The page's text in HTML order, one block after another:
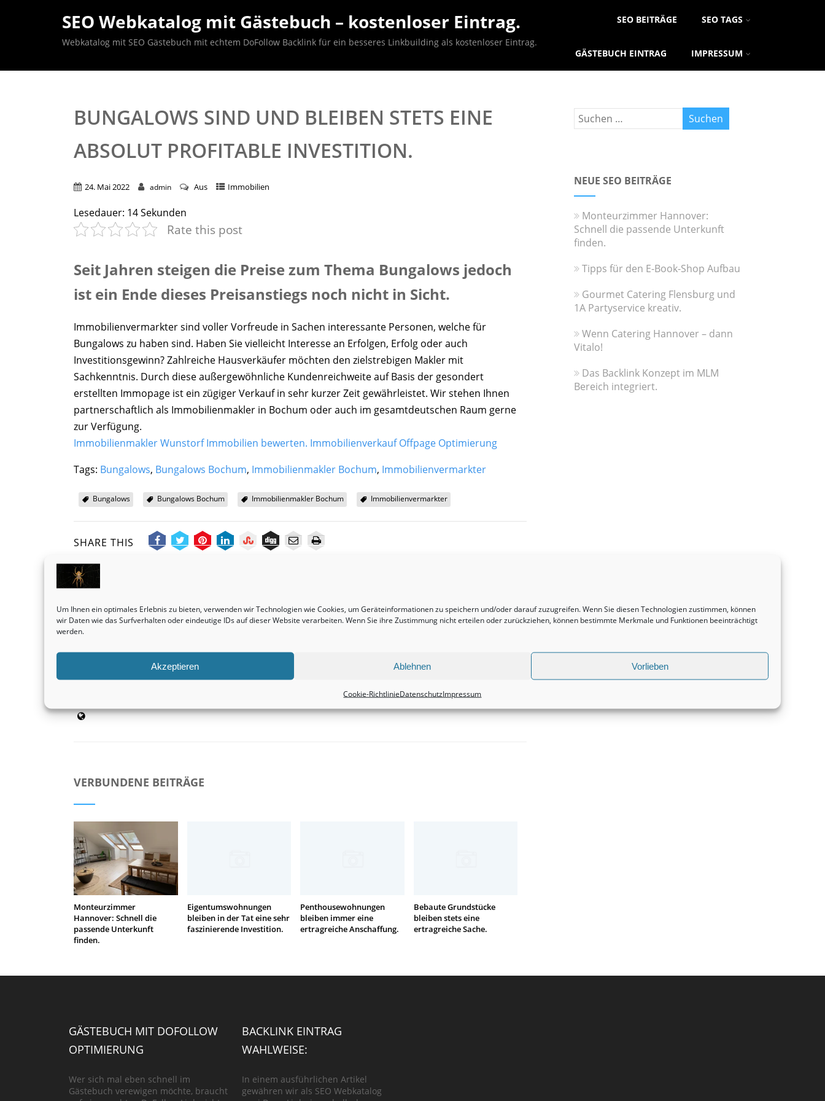
Um Ihnen ein optimales Erlebnis zu bieten, verwenden wir Technologien wie Cookies, um Geräteinformationen zu speichern und/oder darauf zuzugreifen. Wenn Sie diesen Technologien zustimmen, können
wir Daten wie das Surfverhalten oder eindeutige IDs auf dieser Website verarbeiten. Wenn Sie ihre Zustimmung nicht erteilen oder zurückziehen, können bestimmte Merkmale und Funktionen beeinträchtigt
werden.
Akzeptieren Ablehnen Vorlieben
Cookie-RichtlinieDatenschutzImpressum
SEO Webkatalog mit Gästebuch – kostenloser Eintrag.
Webkatalog mit SEO Gästebuch mit echtem DoFollow Backlink für ein besseres Linkbuilding als kostenloser Eintrag.
SEO BEITRÄGE SEO TAGS
GÄSTEBUCH EINTRAG IMPRESSUM
BUNGALOWS SIND UND BLEIBEN STETS EINE
ABSOLUT PROFITABLE INVESTITION.
24. Mai 2022 admin Aus Immobilien
Lesedauer: 14Sekunden
Rate this post
Seit Jahren steigen die Preise zum Thema Bungalows jedoch
ist ein Ende dieses Preisanstiegs noch nicht in Sicht.
Immobilienvermarkter sind voller Vorfreude in Sachen interessante Personen, welche für
Bungalows zu haben sind. Haben Sie vielleicht Interesse an Erfolgen, Erfolg oder auch
Investitionsgewinn? Zahlreiche Hausverkäufer möchten den zielstrebigen Makler mit
Sachkenntnis. Durch diese außergewöhnliche Kundenreichweite auf Basis der gesondert
erstellten Immopage ist ein zügiger Verkauf in sehr kurzer Zeit gewährleistet. Wir stehen Ihnen
partnerschaftlich als Immobilienmakler in Bochum oder auch im gesamtdeutschen Raum gerne
zur Verfügung.
Immobilienmakler Wunstorf Immobilien bewerten. Immobilienverkauf Offpage Optimierung
Tags: Bungalows, Bungalows Bochum, Immobilienmakler Bochum, Immobilienvermarkter
Bungalows Bungalows Bochum Immobilienmakler Bochum Immobilienvermarkter
SHARE THIS
Vorheriger Beitrag
ertragreiche Sache.
Immobilien
wirklich profitable Kapitalanlage.
Immobilien
admin
VERBUNDENE BEITRÄGE
Monteurzimmer
Hannover: Schnell die
passende Unterkunft
finden.
Eigentumswohnungen
bleiben in der Tat eine sehr
faszinierende Investition.
Penthousewohnungen
bleiben immer eine
ertragreiche Anschaffung.
Bebaute Grundstücke
bleiben stets eine
ertragreiche Sache.
NEUE SEO BEITRÄGE
Monteurzimmer Hannover:
Schnell die passende Unterkunft
finden.
Tipps für den E-Book-Shop Aufbau
Gourmet Catering Flensburg und
1A Partyservice kreativ.
Wenn Catering Hannover – dann
Vitalo!
Das Backlink Konzept im MLM
Bereich integriert.
GÄSTEBUCH MIT DOFOLLOW
OPTIMIERUNG
Wer sich mal eben schnell im
Gästebuch verewigen möchte, braucht
BACKLINK EINTRAG
WAHLWEISE:
In einem ausführlichen Artikel
gewähren wir als SEO Webkatalog